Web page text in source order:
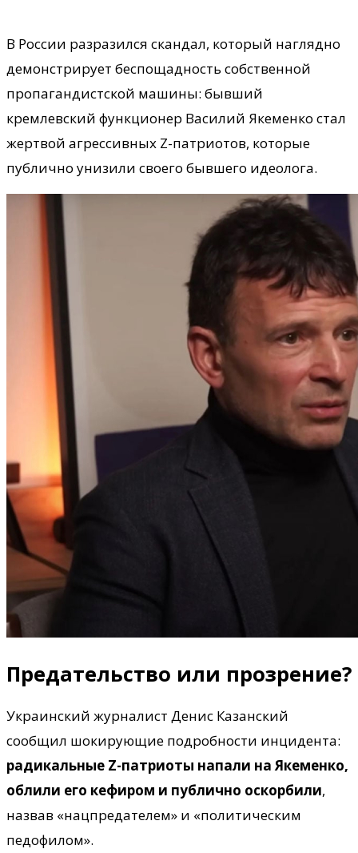
В России разразился скандал, который наглядно
демонстрирует беспощадность собственной
пропагандистской машины: бывший
кремлевский функционер Василий Якеменко стал
жертвой агрессивных Z-патриотов, которые
публично унизили своего бывшего идеолога.
Предательство или прозрение?
Украинский журналист Денис Казанский
сообщил шокирующие подробности инцидента:
радикальные Z-патриоты напали на Якеменко,
облили его кефиром и публично оскорбили,
назвав «нацпредателем» и «политическим
педофилом».